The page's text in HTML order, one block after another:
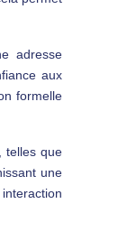
adresse
aux
formelle
telles que
une